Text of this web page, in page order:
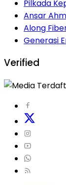
Pilkada
Ansar
Along
Generasi
Verified